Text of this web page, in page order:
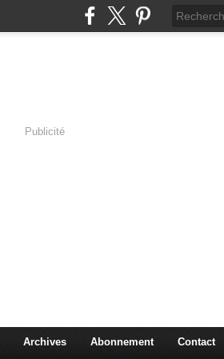
Publicité
Archives Abonnement Contact